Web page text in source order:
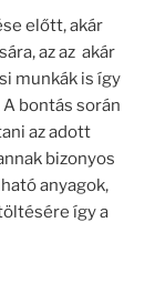
előtt, akár
az az akár
munkák is így
bontás során
az adott
bizonyos
anyagok,
így a